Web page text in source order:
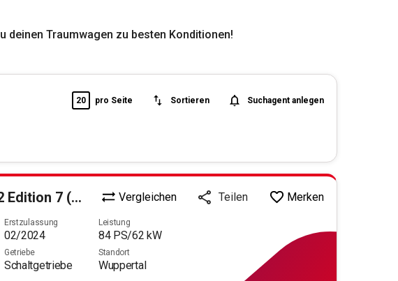
deinen Traumwagen zu besten Konditionen!
20 pro Seite Sortieren Suchagent anlegen
7 (EURO 6d) Vergleichen Teilen Merken
Erstzulassung
02/2024
Leistung
84PS/62 kW
Getriebe
Schaltgetriebe
Standort
Wuppertal